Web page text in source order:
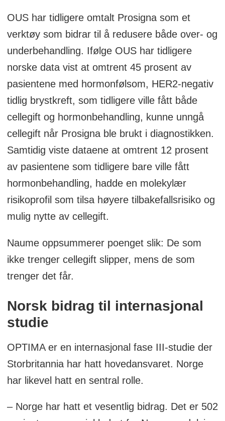
OUS har tidligere omtalt Prosigna som et
verktøy som bidrar til å redusere både over- og
underbehandling. Ifølge OUS har tidligere
norske data vist at omtrent 45 prosent av
pasientene med hormonfølsom, HER2-negativ
tidlig brystkreft, som tidligere ville fått både
cellegift og hormonbehandling, kunne unngå
cellegift når Prosigna ble brukt i diagnostikken.
Samtidig viste dataene at omtrent 12 prosent
av pasientene som tidligere bare ville fått
hormonbehandling, hadde en molekylær
risikoprofil som tilsa høyere tilbakefallsrisiko og
mulig nytte av cellegift.
Naume oppsummerer poenget slik: De som
ikke trenger cellegift slipper, mens de som
trenger det får.
Norsk bidrag til internasjonal
studie
OPTIMA er en internasjonal fase III-studie der
Storbritannia har hatt hovedansvaret. Norge
har likevel hatt en sentral rolle.
– Norge har hatt et vesentlig bidrag. Det er 502